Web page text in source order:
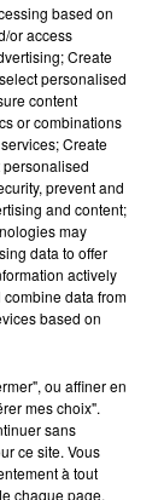
ils ont
une pièce
et
Et si l’on
mise en
vidéo
Smith et
d’ailleurs
elle a
procure
Vqui doit
31 janvier
tranquille
je sais plus
based on
or access
Create
personalised
content
or combinations
Create
prevent and
and content;
may
data to offer
actively
data from
based on
ou affiner en
mes choix".
sans
ce site. Vous
à tout
chaque page.